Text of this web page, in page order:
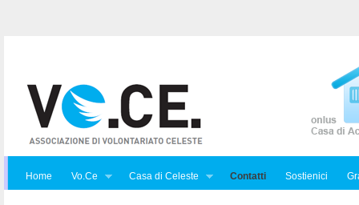
Home Vo.Ce Casa di Celeste Contatti Sostienici